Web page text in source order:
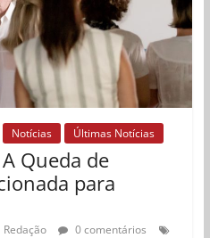
Notícias Últimas Notícias
Queda de
para
Redação
0 comentários